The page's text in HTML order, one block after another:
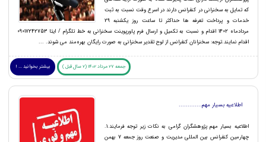
که تمایل به سخنرانی در کنفرانس دارند در اسرع وقت نسبت به ثبت
خدمات و پرداخت تعرفه ها حداکثر تا ساعت روز یکشنبه 29
مردادماه 1402 اقدام و نسبت به تکمیل و ارسال فرم پاورپوینت سخنرانی به خط تلگرام / ایتا 09017242753
اقدام نمایند.توجه: سخنرانان کنفرانس از لوح تقدیر سخنرانی به صورت رایگان بهره‌مند می شوند. ...
جمعه 27 مرداد 1402 (2 سال قبل ) بیشتر بخوانید ... !
اطلاعیه بسیار مهم.............
اطلاعیه بسیار مهم پژوهشگران گرامی به نکات زیر توجه فرمایند.1.
چهارمین كنفرانس بین المللی مديريت و صنعت روز جمعه 7 بهمن